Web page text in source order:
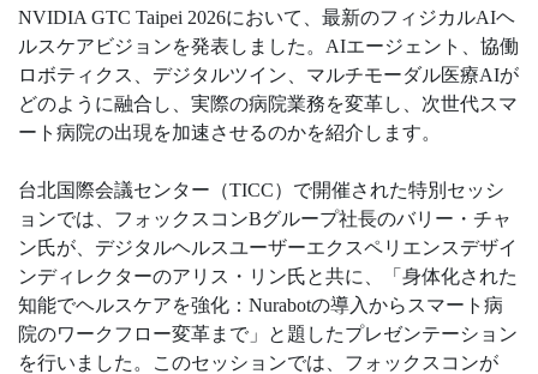
NVIDIA GTC Taipei 2026において、最新のフィジカルAIヘ
ルスケアビジョンを発表しました。AIエージェント、協働
ロボティクス、デジタルツイン、マルチモーダル医療AIが
どのように融合し、実際の病院業務を変革し、次世代スマ
ート病院の出現を加速させるのかを紹介します。
台北国際会議センター（TICC）で開催された特別セッシ
ョンでは、フォックスコンBグループ社長のバリー・チャ
ン氏が、デジタルヘルスユーザーエクスペリエンスデザイ
ンディレクターのアリス・リン氏と共に、「身体化された
知能でヘルスケアを強化：Nurabotの導入からスマート病
院のワークフロー変革まで」と題したプレゼンテーション
を行いました。このセッションでは、フォックスコンが